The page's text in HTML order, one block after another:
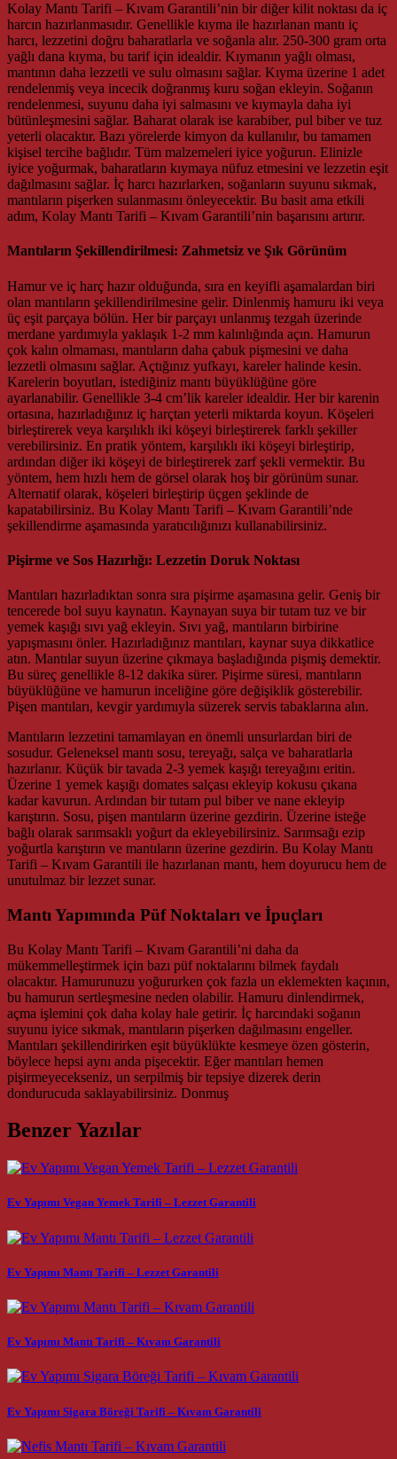
Kolay Mantı Tarifi – Kıvam Garantili’nin bir diğer kilit noktası da iç
harcın hazırlanmasıdır. Genellikle kıyma ile hazırlanan mantı iç
harcı, lezzetini doğru baharatlarla ve soğanla alır. 250-300 gram orta
yağlı dana kıyma, bu tarif için idealdir. Kıymanın yağlı olması,
mantının daha lezzetli ve sulu olmasını sağlar. Kıyma üzerine 1 adet
rendelenmiş veya incecik doğranmış kuru soğan ekleyin. Soğanın
rendelenmesi, suyunu daha iyi salmasını ve kıymayla daha iyi
bütünleşmesini sağlar. Baharat olarak ise karabiber, pul biber ve tuz
yeterli olacaktır. Bazı yörelerde kimyon da kullanılır, bu tamamen
kişisel tercihe bağlıdır. Tüm malzemeleri iyice yoğurun. Elinizle
iyice yoğurmak, baharatların kıymaya nüfuz etmesini ve lezzetin eşit
dağılmasını sağlar. İç harcı hazırlarken, soğanların suyunu sıkmak,
mantıların pişerken sulanmasını önleyecektir. Bu basit ama etkili
adım, Kolay Mantı Tarifi – Kıvam Garantili’nin başarısını artırır.
Mantıların Şekillendirilmesi: Zahmetsiz ve Şık Görünüm
Hamur ve iç harç hazır olduğunda, sıra en keyifli aşamalardan biri
olan mantıların şekillendirilmesine gelir. Dinlenmiş hamuru iki veya
üç eşit parçaya bölün. Her bir parçayı unlanmış tezgah üzerinde
merdane yardımıyla yaklaşık 1-2 mm kalınlığında açın. Hamurun
çok kalın olmaması, mantıların daha çabuk pişmesini ve daha
lezzetli olmasını sağlar. Açtığınız yufkayı, kareler halinde kesin.
Karelerin boyutları, istediğiniz mantı büyüklüğüne göre
ayarlanabilir. Genellikle 3-4 cm’lik kareler idealdir. Her bir karenin
ortasına, hazırladığınız iç harçtan yeterli miktarda koyun. Köşeleri
birleştirerek veya karşılıklı iki köşeyi birleştirerek farklı şekiller
verebilirsiniz. En pratik yöntem, karşılıklı iki köşeyi birleştirip,
ardından diğer iki köşeyi de birleştirerek zarf şekli vermektir. Bu
yöntem, hem hızlı hem de görsel olarak hoş bir görünüm sunar.
Alternatif olarak, köşeleri birleştirip üçgen şeklinde de
kapatabilirsiniz. Bu Kolay Mantı Tarifi – Kıvam Garantili’nde
şekillendirme aşamasında yaratıcılığınızı kullanabilirsiniz.
Pişirme ve Sos Hazırlığı: Lezzetin Doruk Noktası
Mantıları hazırladıktan sonra sıra pişirme aşamasına gelir. Geniş bir
tencerede bol suyu kaynatın. Kaynayan suya bir tutam tuz ve bir
yemek kaşığı sıvı yağ ekleyin. Sıvı yağ, mantıların birbirine
yapışmasını önler. Hazırladığınız mantıları, kaynar suya dikkatlice
atın. Mantılar suyun üzerine çıkmaya başladığında pişmiş demektir.
Bu süreç genellikle 8-12 dakika sürer. Pişirme süresi, mantıların
büyüklüğüne ve hamurun inceliğine göre değişiklik gösterebilir.
Pişen mantıları, kevgir yardımıyla süzerek servis tabaklarına alın.
Mantıların lezzetini tamamlayan en önemli unsurlardan biri de
sosudur. Geleneksel mantı sosu, tereyağı, salça ve baharatlarla
hazırlanır. Küçük bir tavada 2-3 yemek kaşığı tereyağını eritin.
Üzerine 1 yemek kaşığı domates salçası ekleyip kokusu çıkana
kadar kavurun. Ardından bir tutam pul biber ve nane ekleyip
karıştırın. Sosu, pişen mantıların üzerine gezdirin. Üzerine isteğe
bağlı olarak sarımsaklı yoğurt da ekleyebilirsiniz. Sarımsağı ezip
yoğurtla karıştırın ve mantıların üzerine gezdirin. Bu Kolay Mantı
Tarifi – Kıvam Garantili ile hazırlanan mantı, hem doyurucu hem de
unutulmaz bir lezzet sunar.
Mantı Yapımında Püf Noktaları ve İpuçları
Bu Kolay Mantı Tarifi – Kıvam Garantili’ni daha da
mükemmelleştirmek için bazı püf noktalarını bilmek faydalı
olacaktır. Hamurunuzu yoğururken çok fazla un eklemekten kaçının,
bu hamurun sertleşmesine neden olabilir. Hamuru dinlendirmek,
açma işlemini çok daha kolay hale getirir. İç harcındaki soğanın
suyunu iyice sıkmak, mantıların pişerken dağılmasını engeller.
Mantıları şekillendirirken eşit büyüklükte kesmeye özen gösterin,
böylece hepsi aynı anda pişecektir. Eğer mantıları hemen
pişirmeyecekseniz, un serpilmiş bir tepsiye dizerek derin
dondurucuda saklayabilirsiniz. Donmuş
Benzer Yazılar
Ev Yapımı Vegan Yemek Tarifi – Lezzet Garantili
Ev Yapımı Mantı Tarifi – Lezzet Garantili
Ev Yapımı Mantı Tarifi – Kıvam Garantili
Ev Yapımı Sigara Böreği Tarifi – Kıvam Garantili